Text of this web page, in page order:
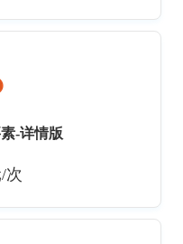
-详情版
次